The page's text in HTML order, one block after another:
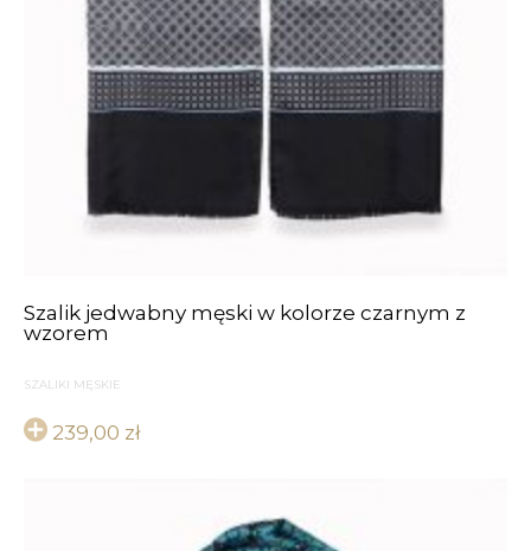
Szalik jedwabny męski w kolorze czarnym z
wzorem
SZALIKI MĘSKIE
239,00 zł